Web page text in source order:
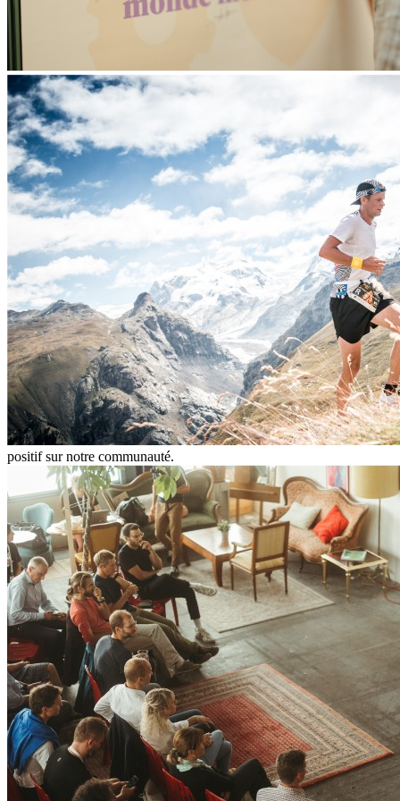
positif sur notre communauté.